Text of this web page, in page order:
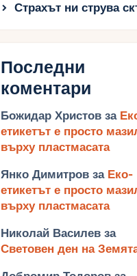
Страхът ни струва
Последни
коментари
Божидар Христов за
етикетът е просто
върху пластмасата
Янко Димитров за Еко-
етикетът е просто
върху пластмасата
Николай Василев за
Световен ден на